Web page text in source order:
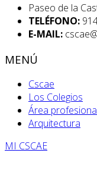
Paseo de la
TELÉFONO:
E-MAIL:
MENÚ
Cscae
Los Colegios
Área
Arquitectura
MI CSCAE